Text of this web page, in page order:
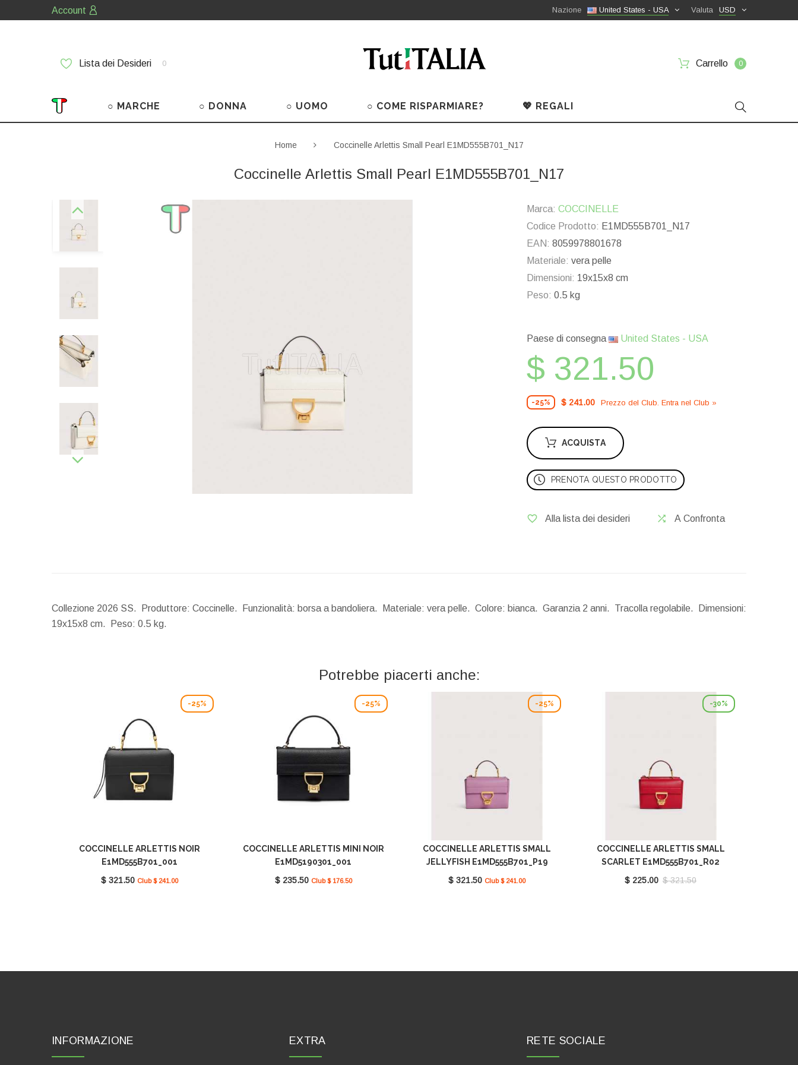
Account USD
Valuta
United States - USA
Nazione
Lista dei Desideri 0 Carrello 0
○ MARCHE ○ DONNA ○ UOMO ○ COME RISPARMIARE? 💖 REGALI
Home Coccinelle Arlettis Small Pearl E1MD555B701_N17
Coccinelle Arlettis Small Pearl E1MD555B701_N17
Marca: COCCINELLE
Codice Prodotto: E1MD555B701_N17
EAN: 8059978801678
Materiale: vera pelle
Dimensioni: 19x15x8 cm
Peso: 0.5 kg
Paese di consegna United States - USA
$ 321.50
-25% $ 241.00 Prezzo del Сlub. Entra nel Сlub »
ACQUISTA
PRENOTA QUESTO PRODOTTO
Alla lista dei desideri A Confronta
Collezione 2026 SS. Produttore: Coccinelle. Funzionalità: borsa a bandoliera. Materiale: vera pelle. Colore: bianca. Garanzia 2 anni. Tracolla regolabile.
Dimensioni:
19x15x8 cm.
Peso: 0.5 kg.
Potrebbe piacerti anche:
-25%
COCCINELLE ARLETTIS NOIR
E1MD555B701_001
$ 321.50 Club $ 241.00
-25%
COCCINELLE ARLETTIS MINI NOIR
E1MD5190301_001
$ 235.50 Club $ 176.50
-25%
COCCINELLE ARLETTIS SMALL
JELLYFISH E1MD555B701_P19
$ 321.50 Club $ 241.00
-30%
COCCINELLE ARLETTIS SMALL
SCARLET E1MD555B701_R02
$ 225.00 $ 321.50
INFORMAZIONE EXTRA RETE SOCIALE